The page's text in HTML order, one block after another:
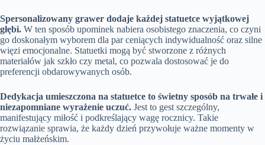
Spersonalizowany grawer dodaje każdej statuetce wyjątkowej
głębi. W ten sposób upominek nabiera osobistego znaczenia, co czyni
go doskonałym wyborem dla par ceniących indywidualność oraz silne
więzi emocjonalne. Statuetki mogą być stworzone z różnych
materiałów jak szkło czy metal, co pozwala dostosować je do
preferencji obdarowywanych osób.
Dedykacja umieszczona na statuetce to świetny sposób na trwałe i
niezapomniane wyrażenie uczuć. Jest to gest szczególny,
manifestujący miłość i podkreślający wagę rocznicy. Takie
rozwiązanie sprawia, że każdy dzień przywołuje ważne momenty w
życiu małżeńskim.